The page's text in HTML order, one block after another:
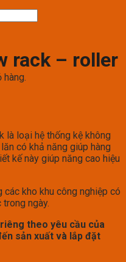
rack – roller
là loại hệ thống kệ không
có khả năng giúp hàng
kế này giúp năng cao hiệu
kho khu công nghiệp có
ngày.
theo yêu cầu của
sản xuất và lắp đặt